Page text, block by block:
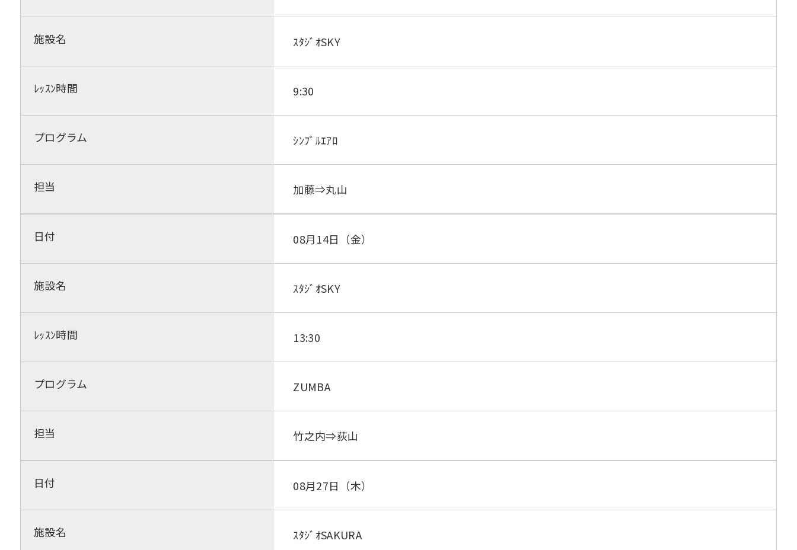
施設名 ｽﾀｼﾞｵSKY
ﾚｯｽﾝ時間 9:30
プログラム ｼﾝﾌﾟﾙｴｱﾛ
担当 加藤⇒丸山
日付 08月14日（金）
施設名 ｽﾀｼﾞｵSKY
ﾚｯｽﾝ時間 13:30
プログラム ZUMBA
担当 竹之内⇒荻山
日付 08月27日（木）
施設名 ｽﾀｼﾞｵSAKURA